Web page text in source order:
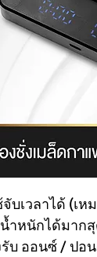
บเวลาได้ (เ
ำหนักได้มากสุ
บ ออนซ์ / ปอ